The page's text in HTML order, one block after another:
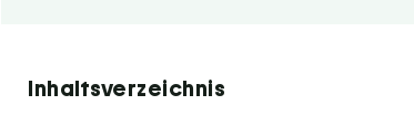
Inhaltsverzeichnis